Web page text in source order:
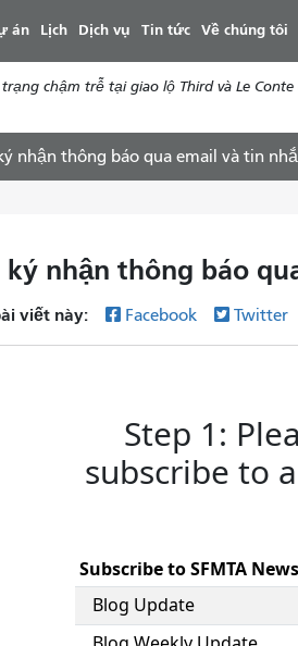
án Lịch Dịch vụ Tin tức Về chúng tôi
trạng chậm trễ tại giao lộ Third và Le
nhận thông báo qua email và tin
nhận thông báo
viết này: Facebook Twitter